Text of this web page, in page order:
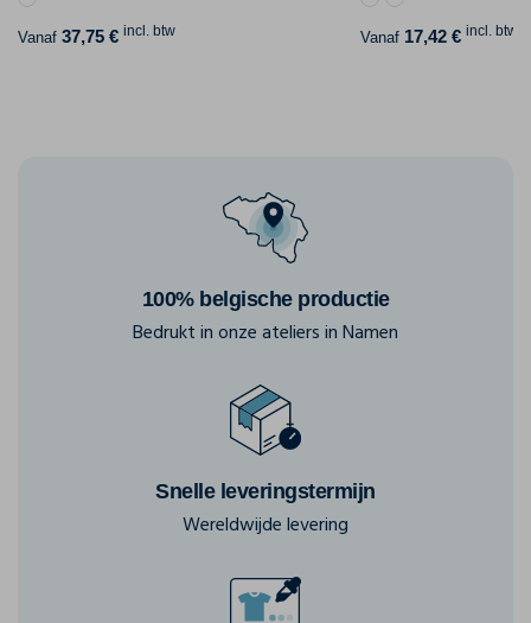
Vanaf 37,75 € incl. btw Vanaf 17,42 € incl. btw
100% belgische productie
Bedrukt in onze ateliers in Namen
Snelle leveringstermijn
Wereldwijde levering